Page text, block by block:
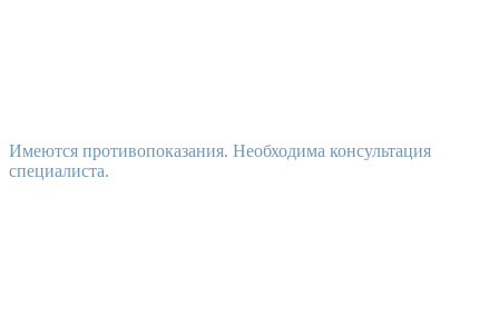
Имеются противопоказания. Необходима консультация
специалиста.